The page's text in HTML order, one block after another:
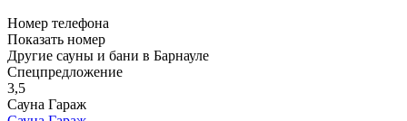
Номер телефона
Показать номер
Другие сауны и бани в Барнауле
Спецпредложение
3,5
Сауна Гараж